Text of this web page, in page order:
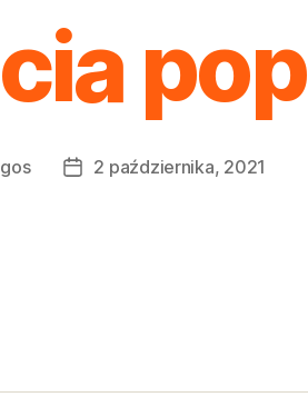
pop
2 października, 2021